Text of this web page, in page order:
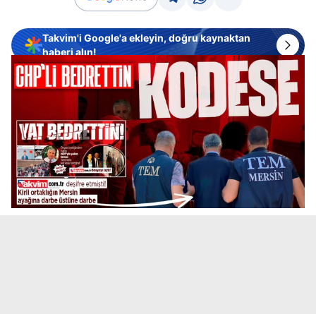
Takvim'i Google'a ekleyin, doğru kaynaktan
haberi alın!